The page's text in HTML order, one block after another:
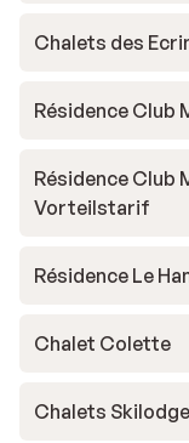
Chalets des
Résidence Club
Résidence Club
Vorteilstarif
Résidence Le
Chalet Colette
Chalets Skilodge